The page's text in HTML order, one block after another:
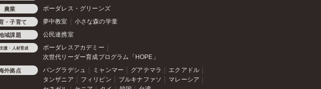
農業 ボーダレス・グリーンズ
・子育て 夢中教室 小さな森の学童
域課題 公民連携室
援・人材育成
ボーダレスアカデミー
次世代リーダー育成プログラム「HOPE」
外拠点 バングラデシュ ミャンマー グアテマラ
エクアドル
タンザニア
フィリピン ブルキナファソ
マレーシア